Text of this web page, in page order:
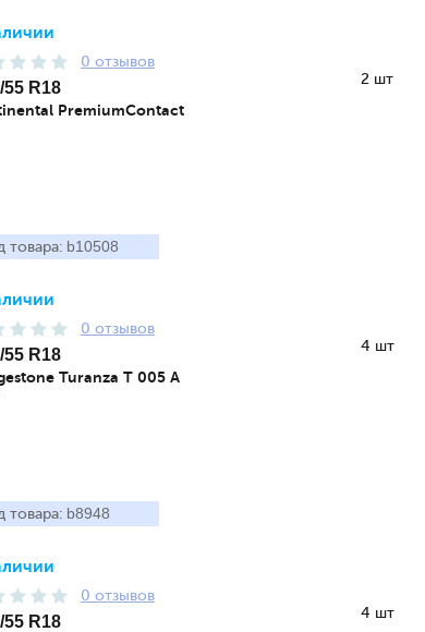
0 отзывов
55 R18
PremiumContact
2 шт
товара: b10508
0 отзывов
55 R18
Turanza T 005 A
4 шт
товара: b8948
0 отзывов
55 R18 4 шт